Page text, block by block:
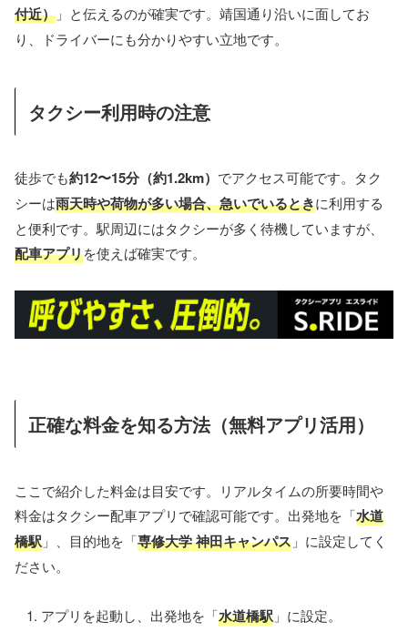
付近） 」と伝えるのが確実です。靖国通り沿いに面してお
り、ドライバーにも分かりやすい立地です。
タクシー利用時の注意
徒歩でも約12〜15分（約1.2km） でアクセス可能です。タク
シーは雨天時や荷物が多い場合、急いでいるときに利用する
と便利です。駅周辺にはタクシーが多く待機していますが、
配車アプリを使えば確実です。
正確な料金を知る方法（無料アプリ活用）
ここで紹介した料金は目安です。リアルタイムの所要時間や
料金はタクシー配車アプリで確認可能です。出発地を「水道
橋駅 」、目的地を「専修大学 神田キャンパス 」に設定してく
ださい。
アプリを起動し、出発地を「水道橋駅 」に設定。